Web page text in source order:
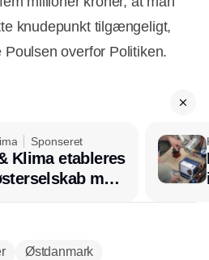
knudepunkt tilgængeligt,
overfor Politiken.
Sponseret
Klima etableres
med
Østdanmark